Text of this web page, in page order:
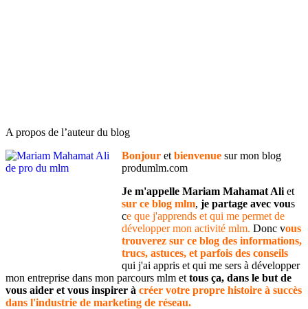
A propos de l’auteur du blog
Bonjour et bienvenue sur mon blog
produmlm.com
Je m'appelle Mariam Mahamat Ali et
sur ce blog mlm, je partage avec vous
ce que j'apprends et qui me permet de
développer mon activité mlm. Donc vous
trouverez sur ce blog des informations,
trucs, astuces, et parfois des conseils
qui j'ai appris et qui me sers à développer
mon entreprise dans mon parcours mlm et tous ça, dans le but de
vous aider et vous inspirer à créer votre propre histoire à succès
dans l'industrie de marketing de réseau.